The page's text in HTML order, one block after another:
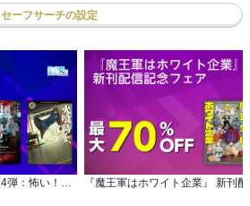
セーフサーチの設定
角川文庫 夏フェア２０２６ 第4弾：怖い！ホラー小説